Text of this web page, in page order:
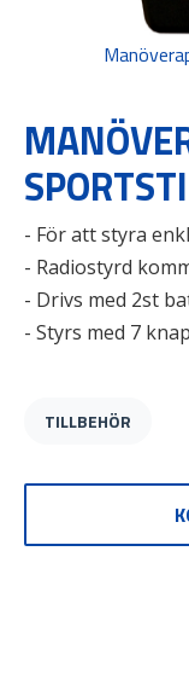
- För att styra
- Radiostyrd
- Drivs med 2st
- Styrs med 7
TILLBEHÖR